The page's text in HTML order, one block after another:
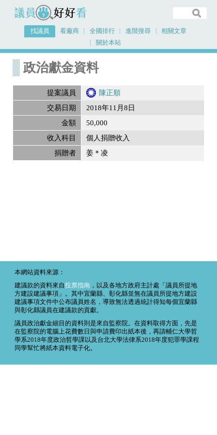
議員好好看
找議員 看廠商 全國排行 進階搜尋
相關文章
關於本站
首頁
政治獻金資料
提案議員
陳正順
交易日期
2018年11月8日
金額
50,000
收入科目
個人捐贈收入
捐贈者
姜＊凌
本網站資料來源：
建議款的資料來自投票指南 ，以及各地方政府主計處「議員所提地
方建設建議事項」。其中宜蘭縣、彰化縣並無在議員所提地方建設
建議事項文件中公布議員姓名，導致無法透過統計得知每個宜蘭縣
與彰化縣議員在建議款的貢獻。
議員政治獻金細目的資料則是來自監察院。在資料取得方面，先是
在監察院的電腦上花費數日與申請費印出紙本後，再請輔仁大學哲
學系2018年度政治哲學課以及台北大學法律系2018年度犯罪學課程
同學幫忙將紙本資料電子化。